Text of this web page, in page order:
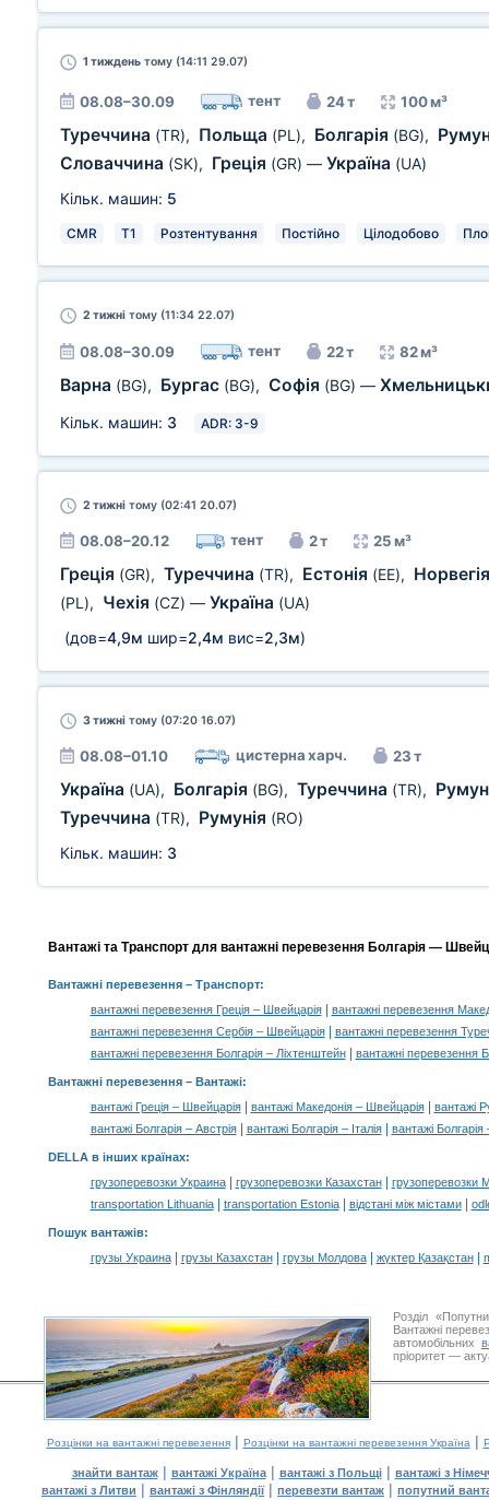
1 тиждень тому (14:11 29.07)
08.08–30.09 тент 24 т 100 м³
Туреччина (TR), Польща (PL), Болгарія (BG),
Словаччина (SK), Греція (GR) — Україна (UA)
Кільк. машин: 5
CMR T1 Розтентування Постійно Цілодобово
2 тижні тому (11:34 22.07)
08.08–30.09 тент 22 т 82 м³
Варна (BG), Бургас (BG), Софія (BG) —
Кільк. машин: 3 ADR: 3-9
2 тижні тому (02:41 20.07)
08.08–20.12 тент 2 т 25 м³
Греція (GR), Туреччина (TR), Естонія (EE),
(PL), Чехія (CZ) — Україна (UA)
(дов=4,9м шир=2,4м вис=2,3м)
3 тижні тому (07:20 16.07)
08.08–01.10 цистерна харч. 23 т
Україна (UA), Болгарія (BG), Туреччина (TR),
Туреччина (TR), Румунія (RO)
Кільк. машин: 3
Вантажі та Транспорт для вантажні перевезення Болгарія —
Вантажні перевезення– Транспорт:
вантажні перевезення Греція – Швейцарія|
вантажні перевезення
вантажні перевезення Сербія – Швейцарія|
вантажні перевезення
вантажні перевезення Болгарія – Ліхтенштейн| вантажні перевезення
Вантажні перевезення – Вантажі:
вантажі Греція – Швейцарія| вантажі Македонія – Швейцарія|
вантажі
вантажі Болгарія – Австрія| вантажі Болгарія – Італія| вантажі
DELLA в інших країнах:
грузоперевозки Украина| грузоперевозки Казахстан|
грузоперевозки
transportation Lithuania| transportation Estonia| відстані між містами|
Пошук вантажів:
грузы Украина| грузы Казахстан| грузы Молдова| жүктер Қазақстан|
Розділ
Вантажні
автомобільних
пріоритет —
Розцінки на вантажні перевезення| Розцінки на вантажні перевезення Україна |
знайти вантаж| вантажі Україна| вантажі з Польщі| вантажі з
вантажі з Литви | вантажі з Фінляндії| перевезти вантаж | попутний